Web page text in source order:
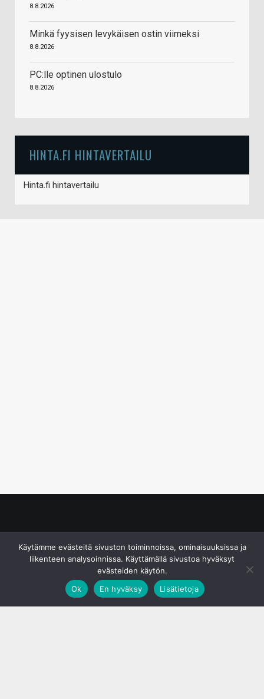
8.8.2026
Minkä fyysisen levykäisen ostin viimeksi
8.8.2026
PC:lle optinen ulostulo
8.8.2026
HINTA.FI HINTAVERTAILU
Hinta.fi hintavertailu
Käytämme evästeitä sivuston toiminnoissa, ominaisuuksissa ja
liikenteen analysoinnissa. Käyttämällä sivustoa hyväksyt
evästeiden käytön.
Ok
En hyväksy Lisätietoja